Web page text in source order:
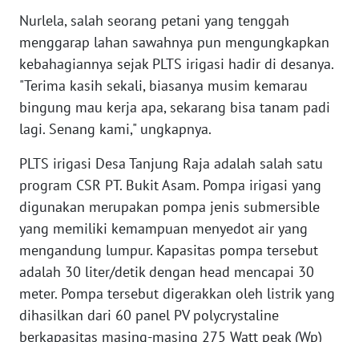
Nurlela, salah seorang petani yang tenggah
menggarap lahan sawahnya pun mengungkapkan
kebahagiannya sejak PLTS irigasi hadir di desanya.
"Terima kasih sekali, biasanya musim kemarau
bingung mau kerja apa, sekarang bisa tanam padi
lagi. Senang kami," ungkapnya.
PLTS irigasi Desa Tanjung Raja adalah salah satu
program CSR PT. Bukit Asam. Pompa irigasi yang
digunakan merupakan pompa jenis submersible
yang memiliki kemampuan menyedot air yang
mengandung lumpur. Kapasitas pompa tersebut
adalah 30 liter/detik dengan head mencapai 30
meter. Pompa tersebut digerakkan oleh listrik yang
dihasilkan dari 60 panel PV polycrystaline
berkapasitas masing-masing 275 Watt peak (Wp)
BABEL
WN
SUMBAR
WN
SUMSEL
WN
BENGKULU
WN
LAMPUNG
WN
JATENG